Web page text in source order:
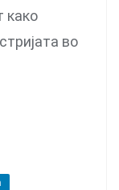
како
во